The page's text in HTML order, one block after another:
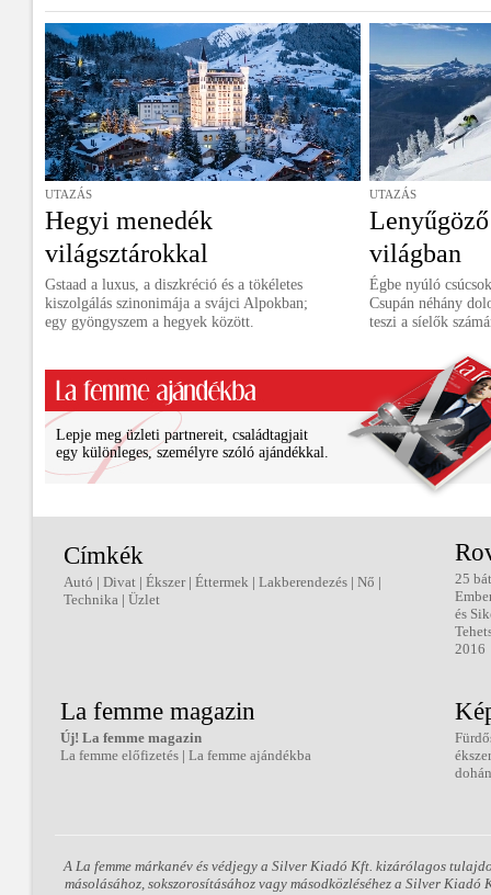
UTAZÁS
Hegyi menedék
világsztárokkal
Gstaad a luxus, a diszkréció és a tökéletes
kiszolgálás szinonimája a svájci Alpokban;
egy gyöngyszem a hegyek között.
UTAZÁS
világban
Égbe nyúló
Csupán néhány
teszi a síelők
Lepje meg üzleti partnereit, családtagjait
egy különleges, személyre szóló ajándékkal.
Címkék
Autó | Divat | Ékszer| Éttermek | Lakberendezés | Nő |
Technika | Üzlet
25
és
2016
La femme magazin
Új! La femme magazin
La femme előfizetés | La femme ajándékba
A La femme márkanév és védjegy a Silver Kiadó Kft. kizárólagos
másolásához, sokszorosításához vagy másodközléséhez a Silver